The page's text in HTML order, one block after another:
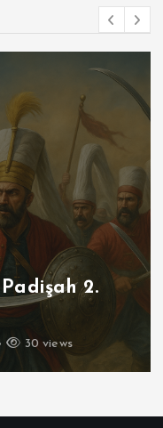
26 views